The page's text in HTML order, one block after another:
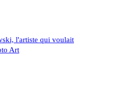
l'artiste qui voulait
Art